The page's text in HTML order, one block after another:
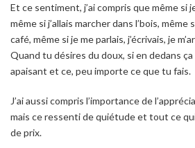
Et ce sentiment, j’ai compris que même si
même si j’allais marcher dans l’bois, même
café, même si je me parlais, j’écrivais, je
Quand tu désires du doux, si en dedans ça
apaisant et ce, peu importe ce que tu fais.
J’ai aussi compris l’importance de
mais ce ressenti de quiétude et tout ce qui
de prix.